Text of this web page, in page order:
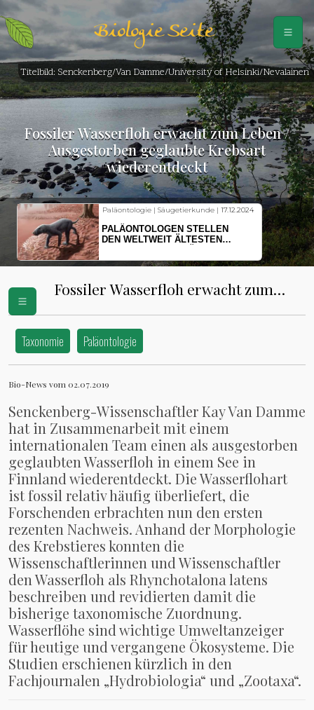
Biologie Seite
Titelbild: Senckenberg/Van Damme/University of Helsinki/Nevalainen
Fossiler Wasserfloh erwacht zum Leben /
Ausgestorben geglaubte Krebsart
wiederentdeckt
Fischkunde | Klimawandel |
KLIMAWANDEL SETZT
HERINGSLARVEN UNTER
| Säugetierkunde | 17.12.2024
STELLEN
ÄLTESTEN
DER SÄUGETIERE
Fossiler Wasserfloh erwacht zum
Krebsart wiederentdeckt
Taxonomie Paläontologie
Bio-News vom 02.07.2019
Senckenberg-Wissenschaftler Kay Van Damme
hat in Zusammenarbeit mit einem
internationalen Team einen als ausgestorben
geglaubten Wasserfloh in einem See in
Finnland wiederentdeckt. Die Wasserflohart
ist fossil relativ häufig überliefert, die
Forschenden erbrachten nun den ersten
rezenten Nachweis. Anhand der Morphologie
des Krebstieres konnten die
Wissenschaftlerinnen und Wissenschaftler
den Wasserfloh als Rhynchotalona latens
beschreiben und revidierten damit die
bisherige taxonomische Zuordnung.
Wasserflöhe sind wichtige Umweltanzeiger
für heutige und vergangene Ökosysteme. Die
Studien erschienen kürzlich in den
Fachjournalen „Hydrobiologia“ und „Zootaxa“.